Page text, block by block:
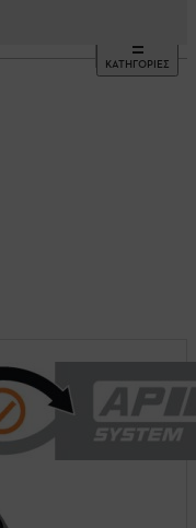
ΚΑΤΗΓΟΡΙΕΣ